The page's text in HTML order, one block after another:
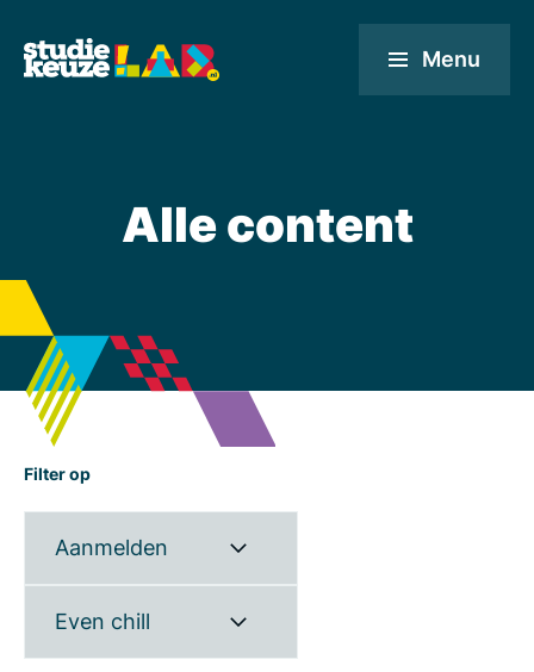
Menu
Alle content
Filter op
Aanmelden
Even chill